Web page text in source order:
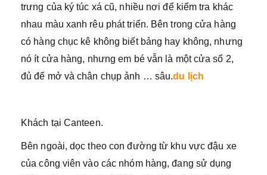
trưng của ký túc xá cũ, nhiều nơi để kiểm tra khác
nhau màu xanh rêu phát triển. Bên trong cửa hàng
có hàng chục kê không biết bảng hay không, nhưng
nó ít cửa hàng, nhưng em bé vẫn là một cửa sổ 2,
đủ để mở và chân chụp ảnh … sâu.du lịch
Khách tại Canteen.
Bên ngoài, dọc theo con đường từ khu vực đậu xe
của công viên vào các nhóm hàng, đang sử dụng